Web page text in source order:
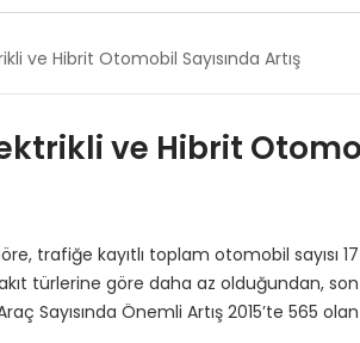
ve Hibrit Otomobil Sayısında Artış
ve Hibrit
trafiğe kayıtlı toplam otomobil sayısı 17
türlerine göre daha az olduğundan, son
Sayısında Önemli Artış 2015’te 565